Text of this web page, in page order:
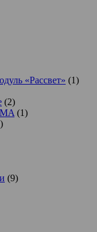
«Рассвет» (1)
(2)
(1)
(9)